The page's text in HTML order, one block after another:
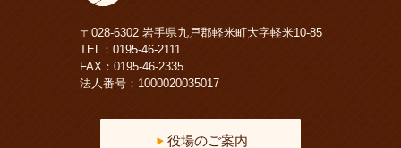
〒028-6302 岩手県九戸郡軽米町大字軽米10-85
TEL： 0195-46-2111
FAX：0195-46-2335
法人番号：1000020035017
役場のご案内